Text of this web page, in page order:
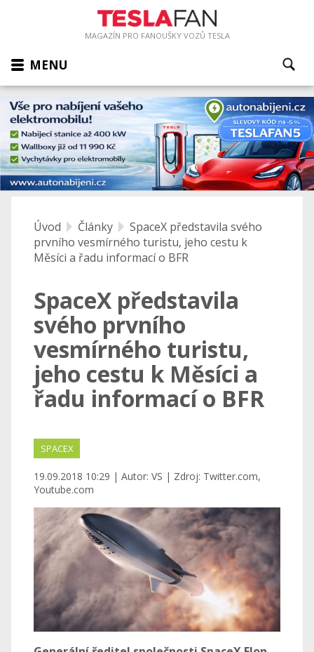
MAGAZÍN PRO FANOUŠKY VOZŮ TESLA
MENU
Úvod Články
SpaceX představila svého
prvního vesmírného turistu, jeho cestu k
Měsíci a řadu informací o BFR
SpaceX představila
svého prvního
vesmírného turistu,
jeho cestu k Měsíci a
řadu informací o BFR
SPACEX
19.09.2018 10:29 | Autor: VS | Zdroj: Twitter.com,
Youtube.com